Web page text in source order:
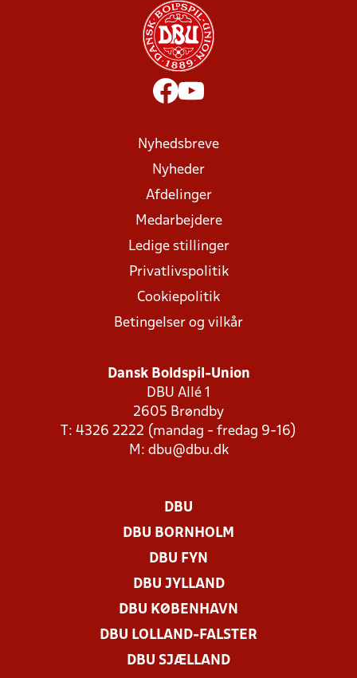
Nyhedsbreve
Nyheder
Afdelinger
Medarbejdere
Ledige stillinger
Privatlivspolitik
Cookiepolitik
Betingelser og vilkår
Dansk Boldspil-Union
DBU Allé 1
2605 Brøndby
T: 4326 2222 (mandag - fredag 9-16)
M: dbu@dbu.dk
DBU
DBU BORNHOLM
DBU FYN
DBU JYLLAND
DBU KØBENHAVN
DBU LOLLAND-FALSTER
DBU SJÆLLAND